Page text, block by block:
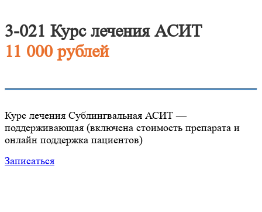
3-021 Курс лечения АСИТ
11 000 рублей
Курс лечения Сублингвальная АСИТ —
поддерживающая (включена стоимость препарата и
онлайн поддержка пациентов)
Записаться